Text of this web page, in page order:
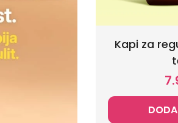
Kapi za